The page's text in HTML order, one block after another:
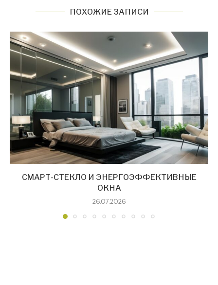
ПОХОЖИЕ ЗАПИСИ
СМАРТ-СТЕКЛО И ЭНЕРГОЭФФЕКТИВНЫЕ
ОКНА
26.07.2026